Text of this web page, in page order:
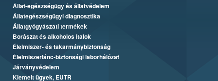
Állat-egészségügy és állatvédelem
Állategészségügyi diagnosztika
Állatgyógyászati termékek
Borászat és alkoholos italok
Élelmiszer- és takarmánybiztonság
Élelmiszerlánc-biztonsági laborhálózat
Járványvédelem
Kiemelt ügyek, EUTR